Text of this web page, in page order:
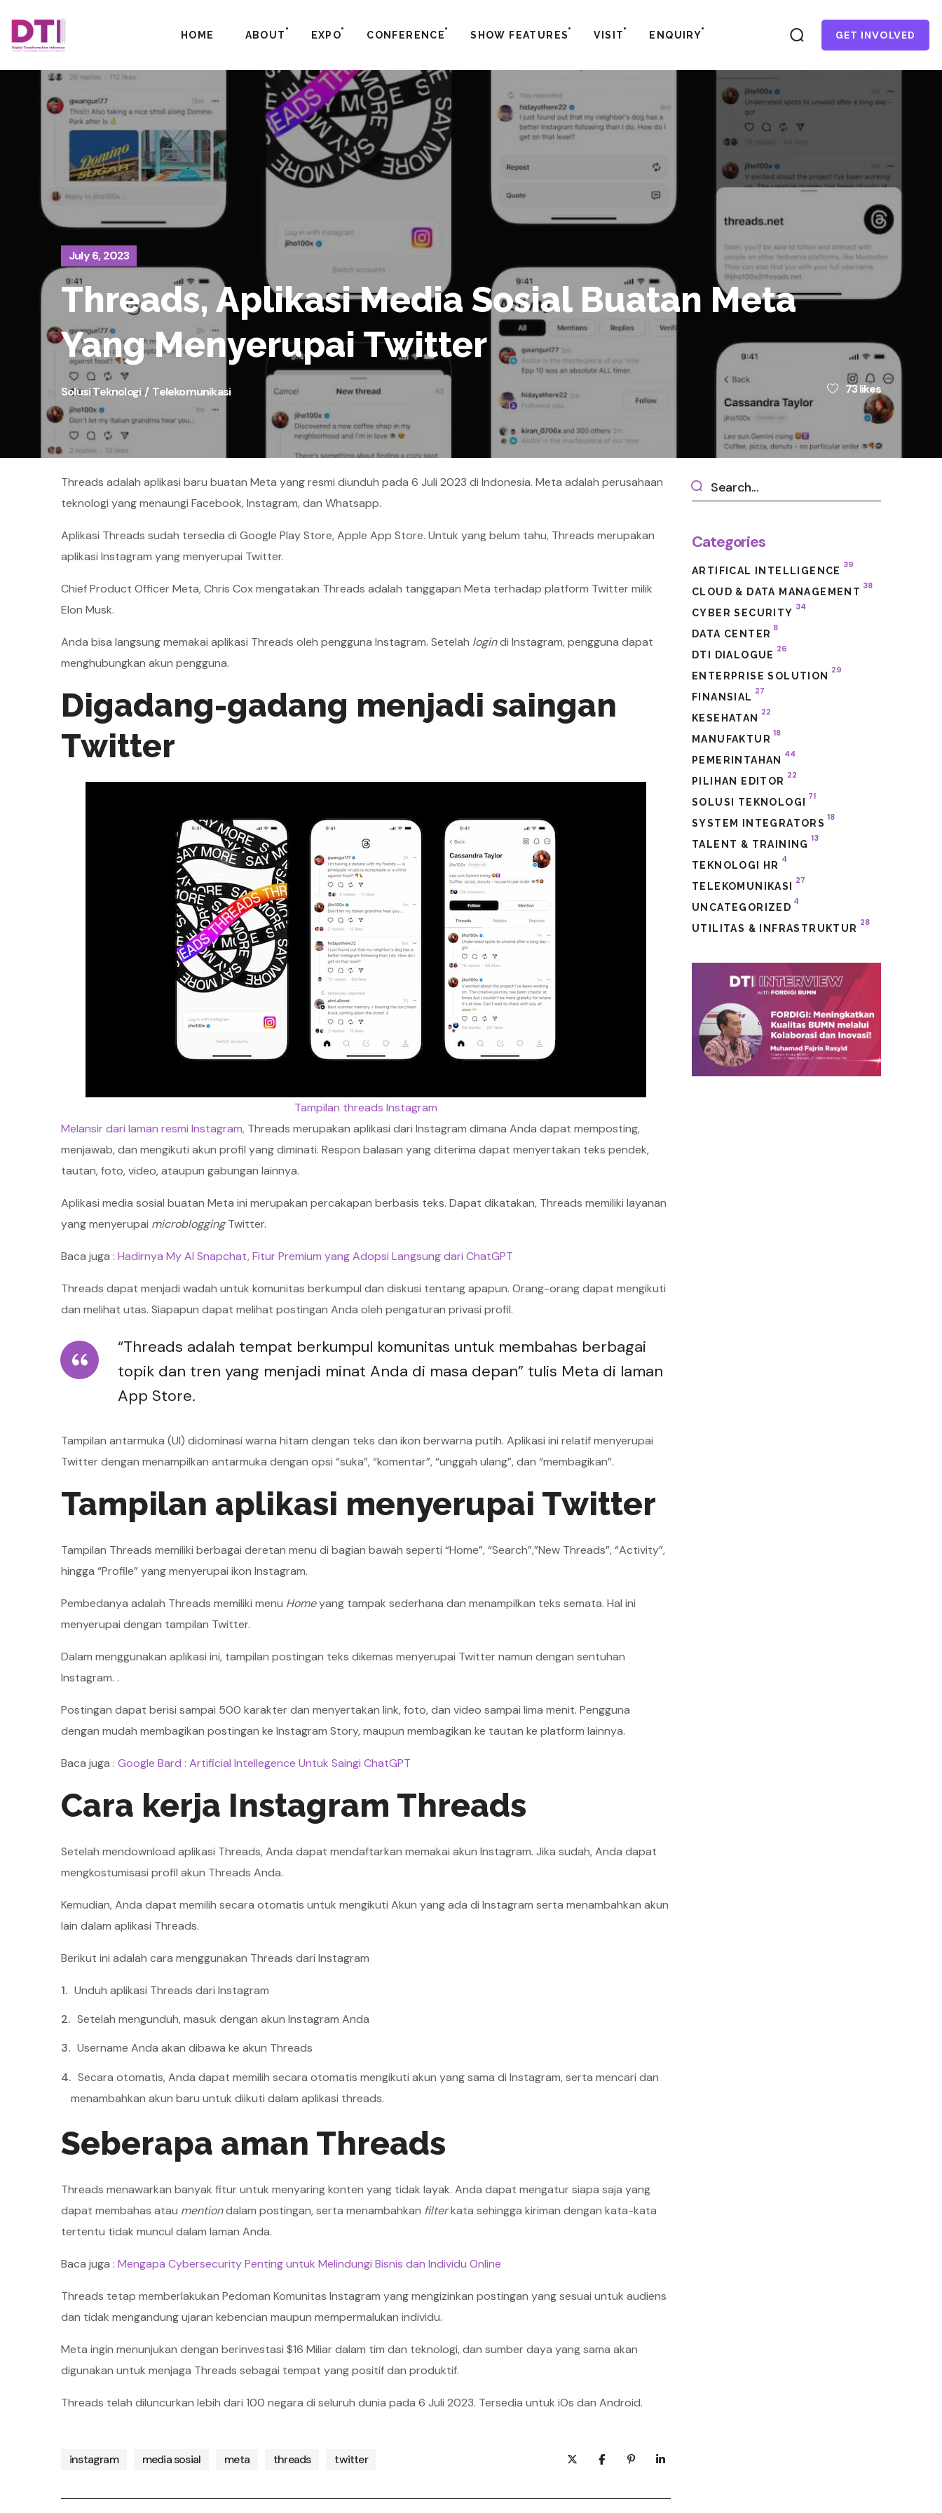
HOME ABOUT EXPO CONFERENCE SHOW FEATURES VISIT ENQUIRY GET INVOLVED
July 6, 2023
Threads, Aplikasi Media Sosial Buatan Meta
Yang Menyerupai Twitter
Solusi Teknologi Telekomunikasi 73likes
Threads adalah aplikasi baru buatan Meta yang resmi diunduh pada 6 Juli 2023 di Indonesia. Meta adalah perusahaan
teknologi yang menaungi Facebook, Instagram, dan Whatsapp.
Aplikasi Threads sudah tersedia di Google Play Store, Apple App Store. Untuk yang belum tahu, Threads merupakan
aplikasi Instagram yang menyerupai Twitter.
Chief Product Officer Meta, Chris Cox mengatakan Threads adalah tanggapan Meta terhadap platform Twitter milik
Elon Musk.
Anda bisa langsung memakai aplikasi Threads oleh pengguna Instagram. Setelah logindi Instagram, pengguna dapat
menghubungkan akun pengguna.
Digadang-gadang menjadi saingan
Twitter
Tampilan threads Instagram
Melansir dari laman resmi Instagram, Threads merupakan aplikasi dari Instagram dimana Anda dapat memposting,
menjawab, dan mengikuti akun profil yang diminati. Respon balasan yang diterima dapat menyertakan teks pendek,
tautan, foto, video, ataupun gabungan lainnya.
Aplikasi media sosial buatan Meta ini merupakan percakapan berbasis teks. Dapat dikatakan, Threads memiliki layanan
yang menyerupai microbloggingTwitter.
Baca juga : Hadirnya My AI Snapchat, Fitur Premium yang Adopsi Langsung dari ChatGPT
Threads dapat menjadi wadah untuk komunitas berkumpul dan diskusi tentang apapun. Orang-orang dapat mengikuti
dan melihat utas. Siapapun dapat melihat postingan Anda oleh pengaturan privasi profil.
“Threads adalah tempat berkumpul komunitas untuk membahas berbagai
topik dan tren yang menjadi minat Anda di masa depan” tulis Meta di laman
App Store.
Tampilan antarmuka (UI) didominasi warna hitam dengan teks dan ikon berwarna putih. Aplikasi ini relatif menyerupai
Twitter dengan menampilkan antarmuka dengan opsi “suka”, “komentar”, “unggah ulang”, dan “membagikan”.
Tampilan aplikasi menyerupai Twitter
Tampilan Threads memiliki berbagai deretan menu di bagian bawah seperti “Home”, “Search”,”New Threads”, “Activity”,
hingga “Profile” yang menyerupai ikon Instagram.
Pembedanya adalah Threads memiliki menu Homeyang tampak sederhana dan menampilkan teks semata. Hal ini
menyerupai dengan tampilan Twitter.
Dalam menggunakan aplikasi ini, tampilan postingan teks dikemas menyerupai Twitter namun dengan sentuhan
Instagram. .
Postingan dapat berisi sampai 500 karakter dan menyertakan link, foto, dan video sampai lima menit. Pengguna
dengan mudah membagikan postingan ke Instagram Story, maupun membagikan ke tautan ke platform lainnya.
Baca juga : Google Bard : Artificial Intellegence Untuk Saingi ChatGPT
Cara kerja Instagram Threads
Setelah mendownload aplikasi Threads, Anda dapat mendaftarkan memakai akun Instagram. Jika sudah, Anda dapat
mengkostumisasi profil akun Threads Anda.
Kemudian, Anda dapat memilih secara otomatis untuk mengikuti Akun yang ada di Instagram serta menambahkan akun
lain dalam aplikasi Threads.
Berikut ini adalah cara menggunakan Threads dari Instagram
Unduh aplikasi Threads dari Instagram
Setelah mengunduh, masuk dengan akun Instagram Anda
Username Anda akan dibawa ke akun Threads
Secara otomatis, Anda dapat memilih secara otomatis mengikuti akun yang sama di Instagram, serta mencari dan
menambahkan akun baru untuk diikuti dalam aplikasi threads.
Seberapa aman Threads
Threads menawarkan banyak fitur untuk menyaring konten yang tidak layak. Anda dapat mengatur siapa saja yang
dapat membahas atau mentiondalam postingan, serta menambahkan filterkata sehingga kiriman dengan kata-kata
tertentu tidak muncul dalam laman Anda.
Baca juga : Mengapa Cybersecurity Penting untuk Melindungi Bisnis dan Individu Online
Threads tetap memberlakukan Pedoman Komunitas Instagram yang mengizinkan postingan yang sesuai untuk audiens
dan tidak mengandung ujaran kebencian maupun mempermalukan individu.
Meta ingin menunjukan dengan berinvestasi $16 Miliar dalam tim dan teknologi, dan sumber daya yang sama akan
digunakan untuk menjaga Threads sebagai tempat yang positif dan produktif.
Threads telah diluncurkan lebih dari 100 negara di seluruh dunia pada 6 Juli 2023. Tersedia untuk iOs dan Android.
instagram media sosial meta threads twitter
Categories
ARTIFICAL INTELLIGENCE
39
CLOUD & DATA MANAGEMENT
38
CYBER SECURITY
34
DATA CENTER
8
DTI DIALOGUE
26
ENTERPRISE SOLUTION
29
FINANSIAL
27
KESEHATAN
22
MANUFAKTUR
18
PEMERINTAHAN
44
PILIHAN EDITOR
22
SOLUSI TEKNOLOGI
71
SYSTEM INTEGRATORS
18
TALENT & TRAINING
13
TEKNOLOGI HR
4
TELEKOMUNIKASI
27
UNCATEGORIZED
4
UTILITAS & INFRASTRUKTUR
28